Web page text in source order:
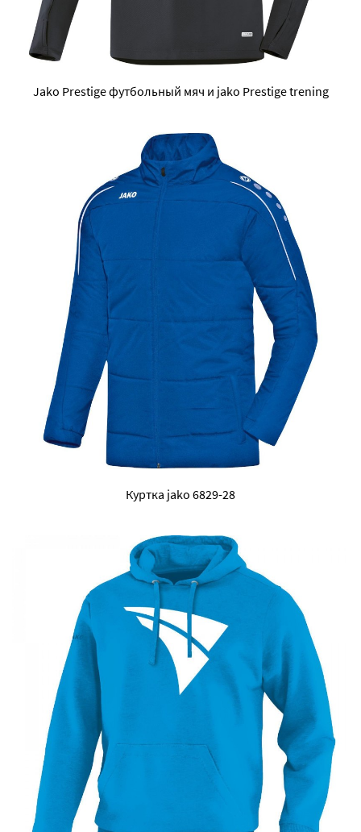
Jako Prestige футбольный мяч и jako Prestige trening
Куртка jako 6829-28